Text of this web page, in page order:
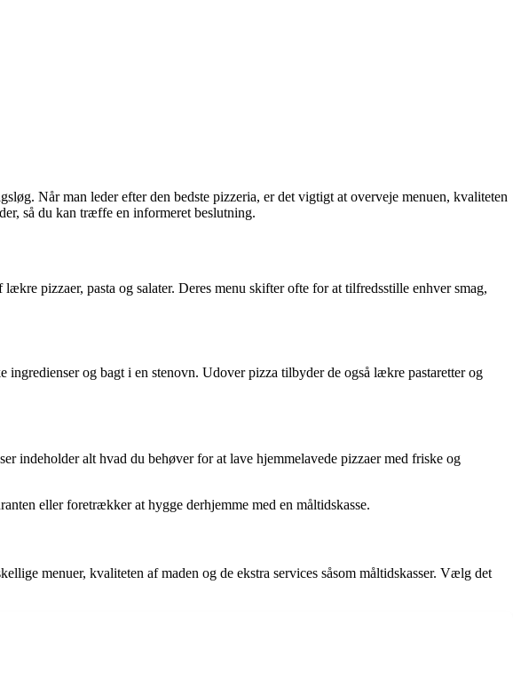
Når man leder efter den bedste pizzeria, er det vigtigt at overveje menuen, kvaliteten
så du kan træffe en informeret beslutning.
pizzaer, pasta og salater. Deres menu skifter ofte for at tilfredsstille enhver smag,
ingredienser og bagt i en stenovn. Udover pizza tilbyder de også lækre pastaretter og
indeholder alt hvad du behøver for at lave hjemmelavede pizzaer med friske og
eller foretrækker at hygge derhjemme med en måltidskasse.
menuer, kvaliteten af maden og de ekstra services såsom måltidskasser. Vælg det